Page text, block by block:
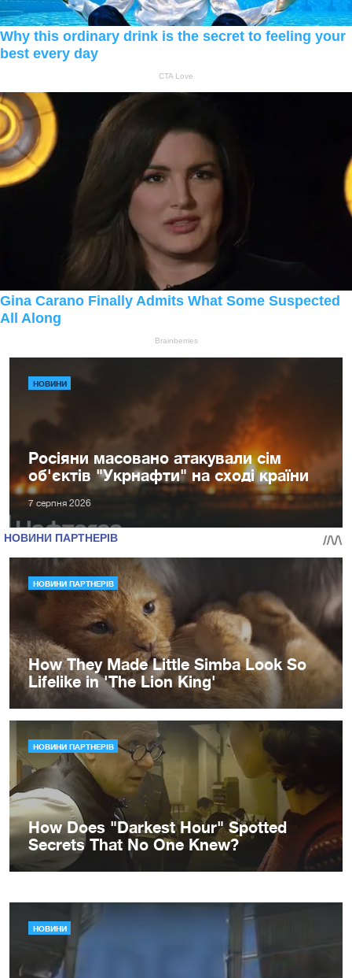
НОВИНИ
Росіяни масовано атакували сім
об'єктів "Укрнафти" на сході країни
7 серпня 2026
НОВИНИ